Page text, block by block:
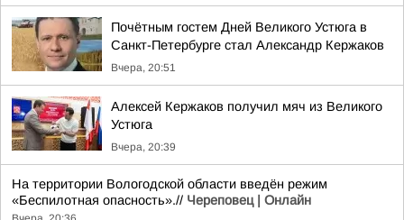
Почётным гостем Дней Великого Устюга в
Санкт-Петербурге стал Александр Кержаков
Вчера, 20:51
Алексей Кержаков получил мяч из Великого
Устюга
Вчера, 20:39
На территории Вологодской области введён режим
«Беспилотная опасность».// Череповец | Онлайн